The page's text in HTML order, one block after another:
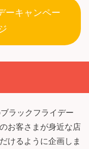
ーキャンペー
ラックフライデー
お客さまが身近な店
けるように企画しま